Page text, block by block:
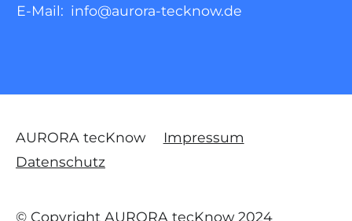
E-Mail: info@aurora-tecknow.de
AURORA tecKnow
Impressum
Datenschutz
© Copyright AURORA tecKnow 2024